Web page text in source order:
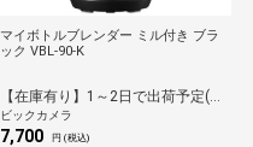
マイボトルブレンダー ミル付き ブラ
ック VBL-90-K
【在庫有り】1～2日で出荷予定(日付指定可)
ビックカメラ
7,700 円 (税込)